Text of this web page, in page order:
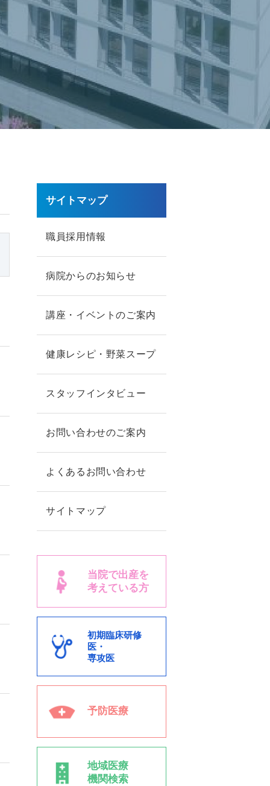
サイトマップ
職員採用情報
病院からのお知らせ
講座・イベントのご案内
健康レシピ・野菜スープ
スタッフインタビュー
お問い合わせのご案内
よくあるお問い合わせ
サイトマップ
当院で出産を
考えている方
初期臨床研修
医・
専攻医
予防医療
地域医療
機関検索